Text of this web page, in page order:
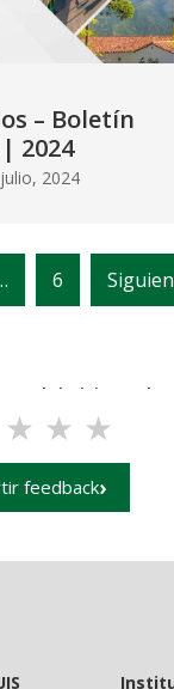
– Boletín
2024
2024
6
del sitio web